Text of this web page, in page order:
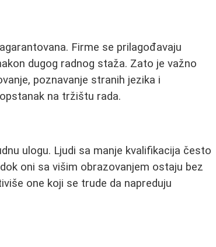
Firme se prilagođavaju
dugog radnog staža. Zato je važno
poznavanje stranih jezika i
na tržištu rada.
ulogu. Ljudi sa manje kvalifikacija često
oni sa višim obrazovanjem ostaju bez
one koji se trude da napreduju